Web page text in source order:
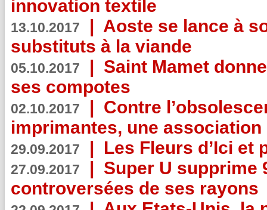
innovation textile
13.10.2017 | Aoste se lance à
substituts à la viande
05.10.2017 | Saint Mamet
ses compotes
02.10.2017 | Contre
imprimantes, une
29.09.2017 | Les Fleurs d’Ici et
27.09.2017 | Super U supprime
controversées de ses rayons